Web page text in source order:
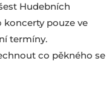
Hudebních
koncerty pouze ve
termíny.
co pěkného se